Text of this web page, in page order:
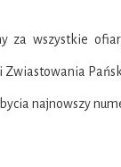
za wszystkie
Zwiastowania
najnowszy